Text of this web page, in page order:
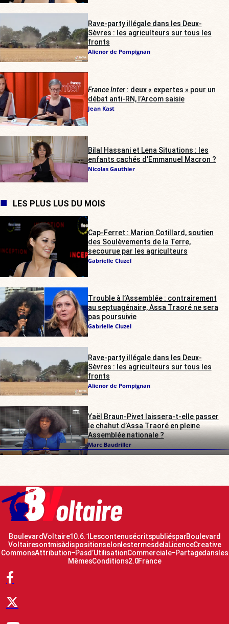
Rave-party illégale dans les Deux-
Sèvres : les agriculteurs sur tous les
fronts
Alienor de Pompignan
France Inter: deux « expertes » pour un
débat anti-RN, l’Arcom saisie
Jean Kast
Bilal Hassani et Lena Situations : les
enfants cachés d’Emmanuel Macron ?
Nicolas Gauthier
LES PLUS LUS DU MOIS
Cap-Ferret : Marion Cotillard, soutien
des Soulèvements de la Terre,
secourue par les agriculteurs
Gabrielle Cluzel
Trouble à l’Assemblée : contrairement
au septuagénaire, Assa Traoré ne sera
pas poursuivie
Gabrielle Cluzel
Rave-party illégale dans les Deux-
Sèvres : les agriculteurs sur tous les
fronts
Alienor de Pompignan
Yaël Braun-Pivet laissera-t-elle passer
le chahut d’Assa Traoré en pleine
Assemblée nationale ?
Marc Baudriller
Boulevard Voltaire 10.6.1 Les contenus écrits publiés par Boulevard
Voltaire sont mis à disposition selon les termes de la Licence Creative
Commons Attribution – Pas d’Utilisation Commerciale – Partage dans les
Mêmes Conditions 2.0 France